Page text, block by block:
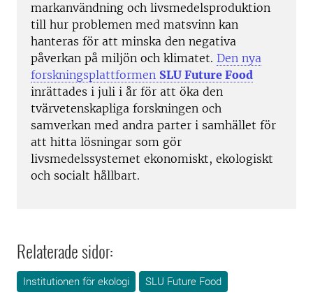
markanvändning och livsmedelsproduktion
till hur problemen med matsvinn kan
hanteras för att minska den negativa
påverkan på miljön och klimatet. Den nya
forskningsplattformen SLU Future Food
inrättades i juli i år för att öka den
tvärvetenskapliga forskningen och
samverkan med andra parter i samhället för
att hitta lösningar som gör
livsmedelssystemet ekonomiskt, ekologiskt
och socialt hållbart.
Relaterade sidor:
Institutionen för ekologi SLU Future Food